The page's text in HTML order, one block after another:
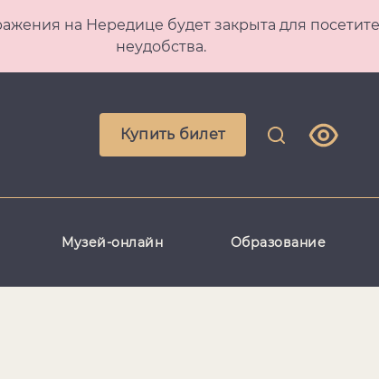
на Нередице будет закрыта для
неудобства.
Купить билет
Музей-онлайн Образование